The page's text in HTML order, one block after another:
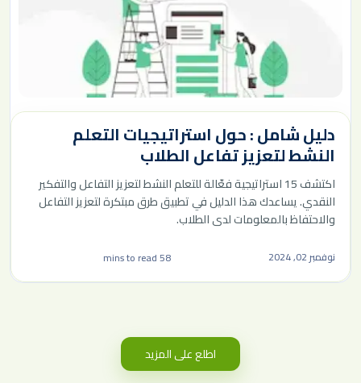
دليل شامل : حول استراتيجيات التعلم
النشط لتعزيز تفاعل الطلاب
اكتشف 15 استراتيجية فعّالة للتعلم النشط لتعزيز التفاعل والتفكير
النقدي. يساعدك هذا الدليل في تطبيق طرق مبتكرة لتعزيز التفاعل
والاحتفاظ بالمعلومات لدى الطلاب.
نوفمبر 02, 2024 58 mins to read
اطلع على المزيد